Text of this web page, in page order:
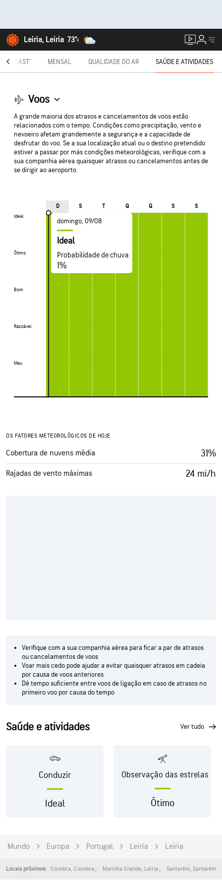
Leiria, Leiria 73°F
MENSAL QUALIDADE DO AR SAÚDE E ATIVIDADES
Voos
A grande maioria dos atrasos e cancelamentos de voos estão
relacionados com o tempo. Condições como precipitação, vento e
nevoeiro afetam grandemente a segurança e a capacidade de
desfrutar do voo. Se a sua localização atual ou o destino pretendido
estiver a passar por más condições meteorológicas, verifique com a
sua companhia aérea quaisquer atrasos ou cancelamentos antes de
se dirigir ao aeroporto.
Ideal
Ótimo
Bom
Razoável
Mau
D S T Q Q S S
Ideal
Ótimo
Bom
Razoável
Mau
domingo, 09/08
Ideal
Probabilidade de chuva
1%
OS FATORES METEOROLÓGICOS DE HOJE
Cobertura de nuvens média 31%
Rajadas de vento máximas 24 mi/h
Verifique com a sua companhia aérea para ficar a par de atrasos
ou cancelamentos de voos
Voar mais cedo pode ajudar a evitar quaisquer atrasos em cadeia
por causa de voos anteriores
Dê tempo suficiente entre voos de ligação em caso de atrasos no
primeiro voo por causa do tempo
Saúde e atividades ver tudo
Conduzir
Ideal
Observação das estrelas
Ótimo
Mundo Europa Portugal Leiria Leiria
Locais próximos: Coimbra, Coimbra Marinha Grande, Leiria Santarém, Santarém